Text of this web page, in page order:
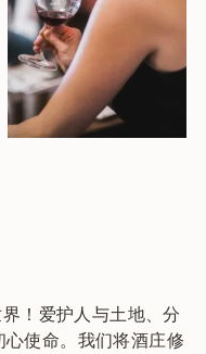
界！爱护人与土地、分
使命。我们将酒庄修